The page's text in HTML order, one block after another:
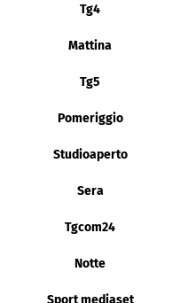
Tg4
Mattina
Tg5
Pomeriggio
Studioaperto
Sera
Tgcom24
Notte
Sport mediaset